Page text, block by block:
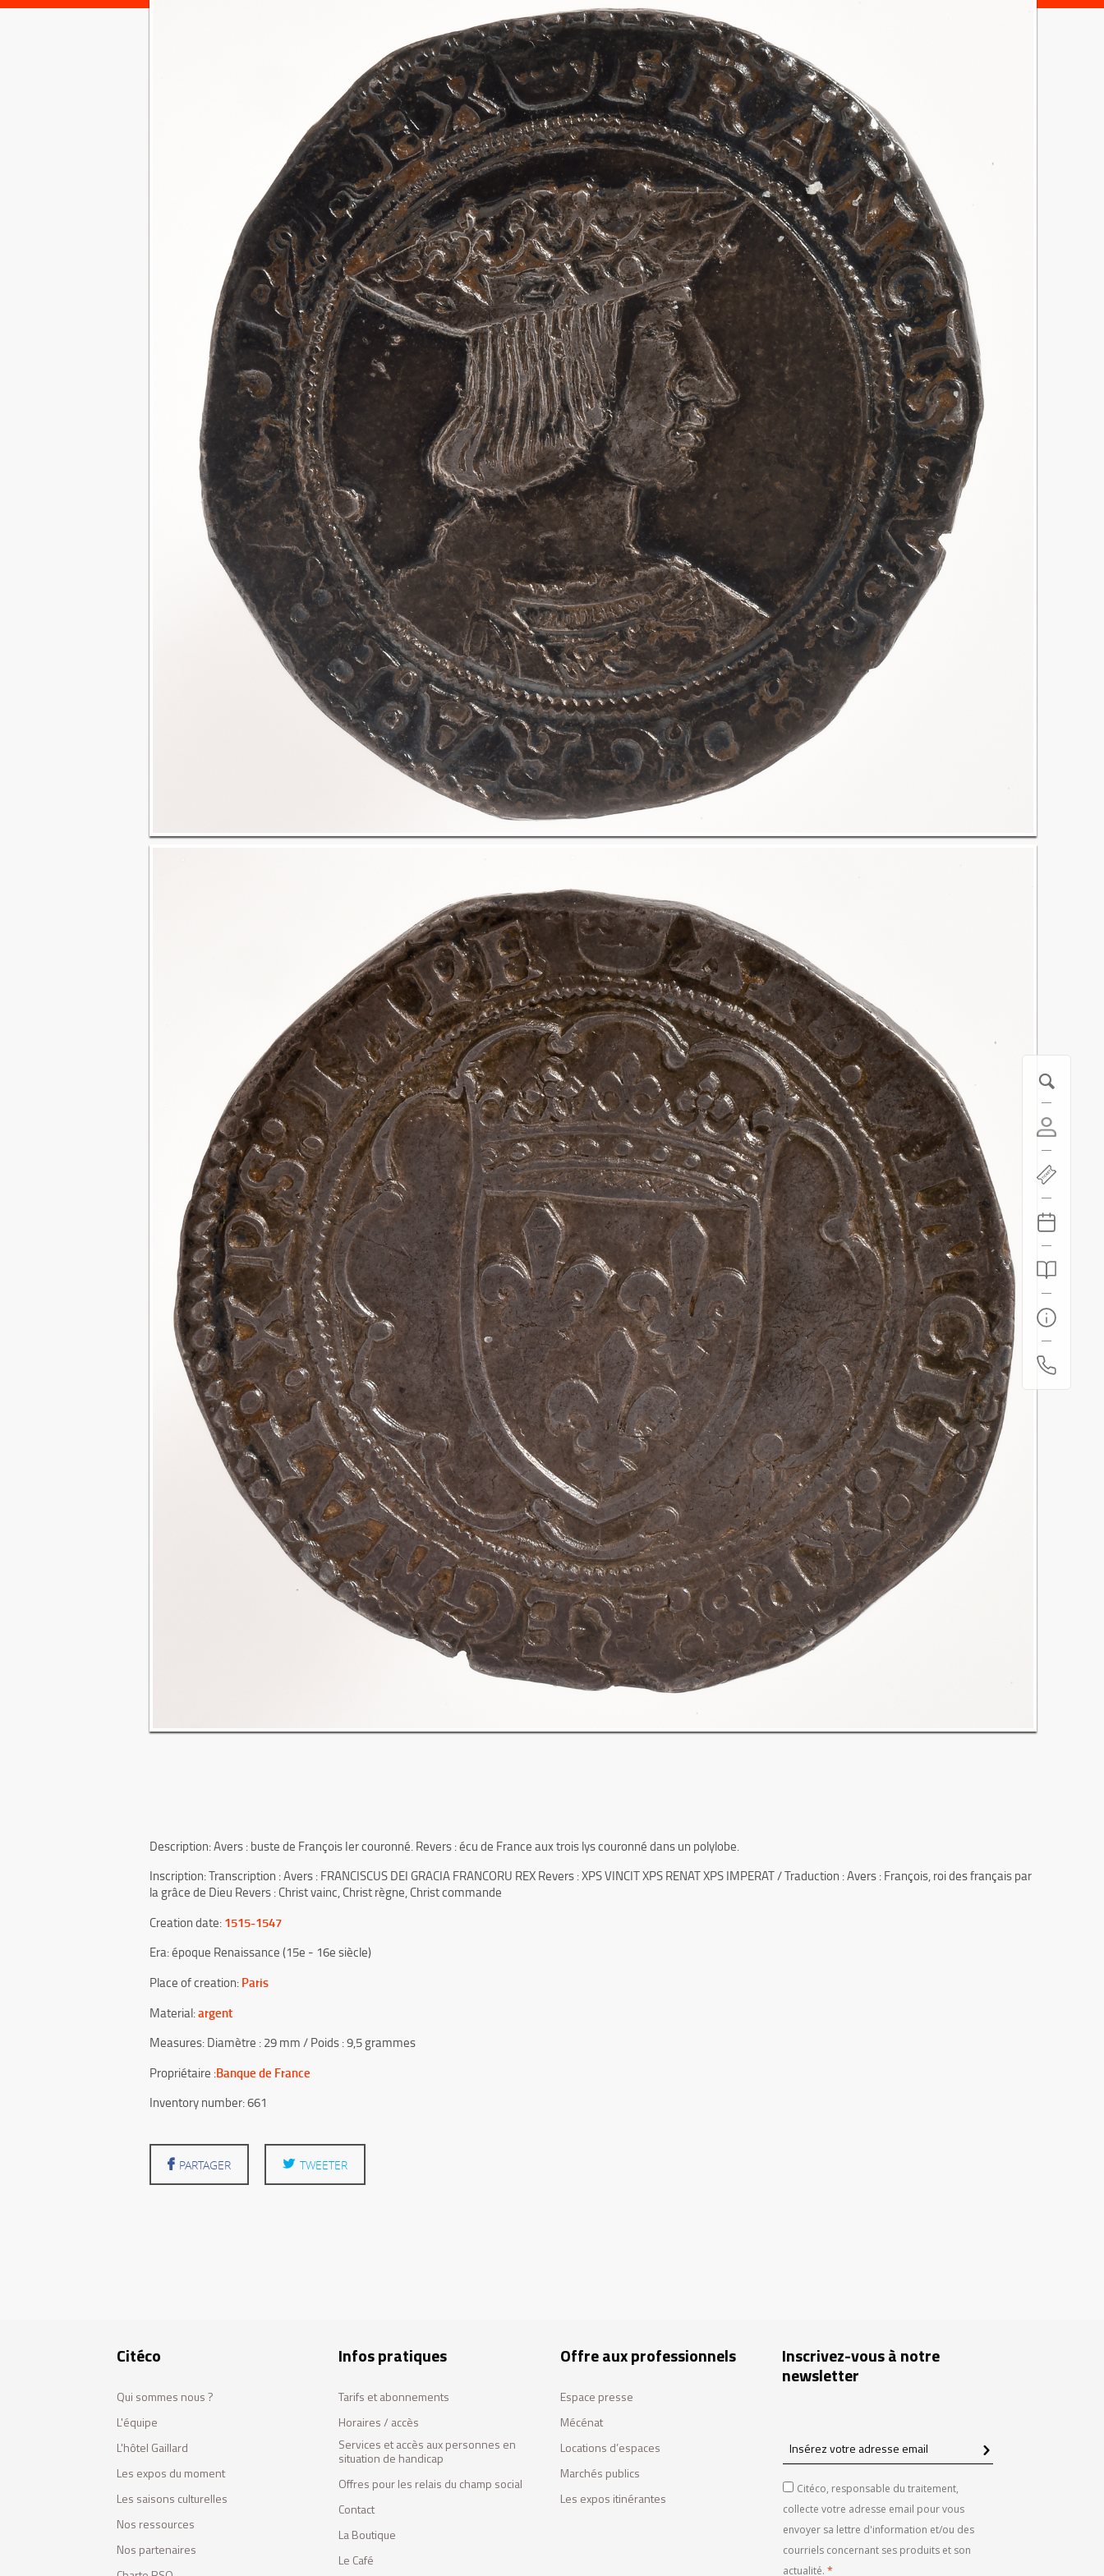
Description: Avers : buste de François Ier couronné. Revers : écu de France aux trois lys couronné dans un polylobe.
Inscription: Transcription : Avers : FRANCISCUS DEI GRACIA FRANCORU REX Revers : XPS VINCIT XPS RENAT XPS IMPERAT / Traduction : Avers : François, roi des français par
la grâce de Dieu Revers : Christ vainc, Christ règne, Christ commande
Creation date:1515-1547
Era: époque Renaissance (15e - 16e siècle)
Place of creation:Paris
Material:argent
Measures: Diamètre : 29 mm / Poids : 9,5 grammes
Propriétaire :Banque de France
Inventory number: 661
PARTAGER TWEETER
Citéco
Qui sommes nous ?
L'équipe
L'hôtel Gaillard
Les expos du moment
Les saisons culturelles
Nos ressources
Nos partenaires
Infos pratiques
Tarifs et abonnements
Horaires / accès
Services et accès aux personnes en
situation de handicap
Offres pour les relais du champ social
Contact
La Boutique
Le Café
Offre aux professionnels
Espace presse
Mécénat
Locations d’espaces
Marchés publics
Les expos itinérantes
Inscrivez-vous à notre
newsletter
Insérez
votre
adresse
email
Citéco, responsable du traitement,
collecte votre adresse email pour vous
envoyer sa lettre d'information et/ou des
courriels concernant ses produits et son
actualité. *